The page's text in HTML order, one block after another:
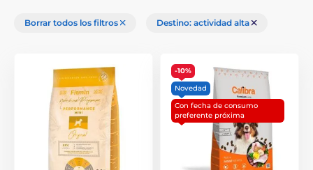
Borrar todos los filtros Destino: actividad alta
-10%
Novedad
Con fecha de consumo
preferente próxima